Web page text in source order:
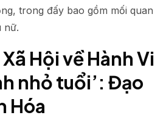
trong đấy bao gồm mối quan
nữ.
Hội về Hành Vi
nhỏ tuổi’: Đạo
Hóa